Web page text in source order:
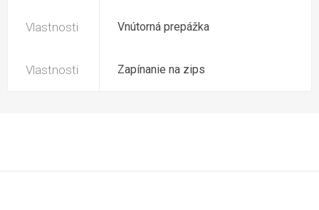
Vlastnosti Vnútorná prepážka
Vlastnosti Zapínanie na zips